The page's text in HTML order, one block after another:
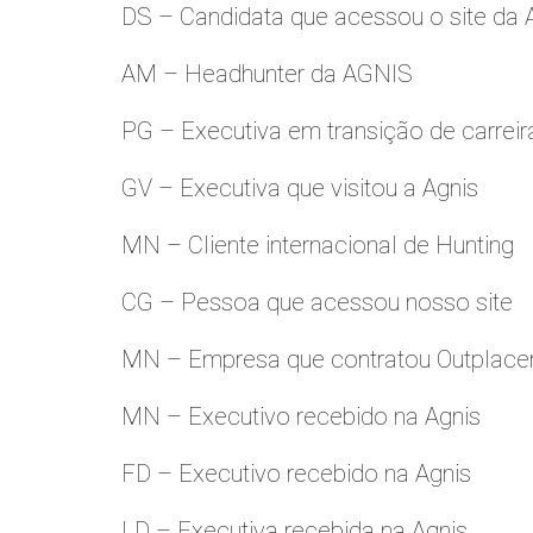
DS – Candidata que acessou o site da
AM – Headhunter da AGNIS
PG – Executiva em transição de
GV – Executiva que visitou a Agnis
MN – Cliente internacional de Hunting
CG – Pessoa que acessou nosso site
MN – Empresa que contratou
MN – Executivo recebido na Agnis
FD – Executivo recebido na Agnis